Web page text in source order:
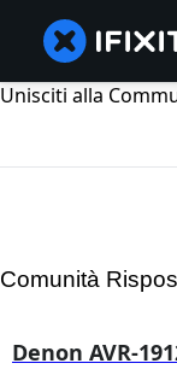
Unisciti alla
Comunità
Denon AVR-